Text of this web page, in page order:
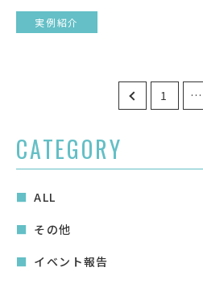
実例紹介
の
ペ
ジ
送
1 …
CATEGORY
ALL
その他
イベント報告